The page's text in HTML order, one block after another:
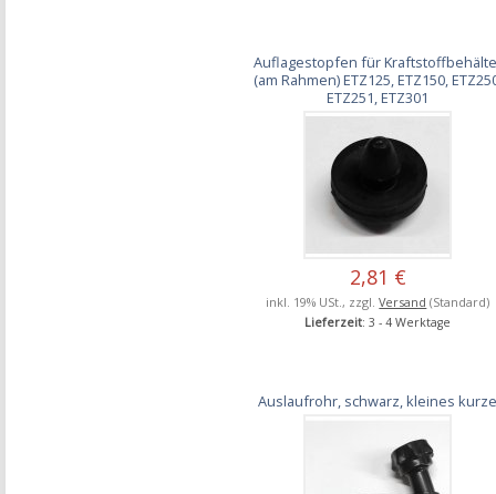
Auflagestopfen für
(am Rahmen) ETZ125, ETZ150,
ETZ251, ETZ301
2,81 €
inkl. 19% USt., zzgl.Versand (Standard)
Lieferzeit: 3 - 4 Werktage
Auslaufrohr, schwarz, kleines